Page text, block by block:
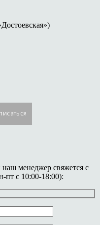
наш менеджер свяжется с
пт с 10:00-18:00):